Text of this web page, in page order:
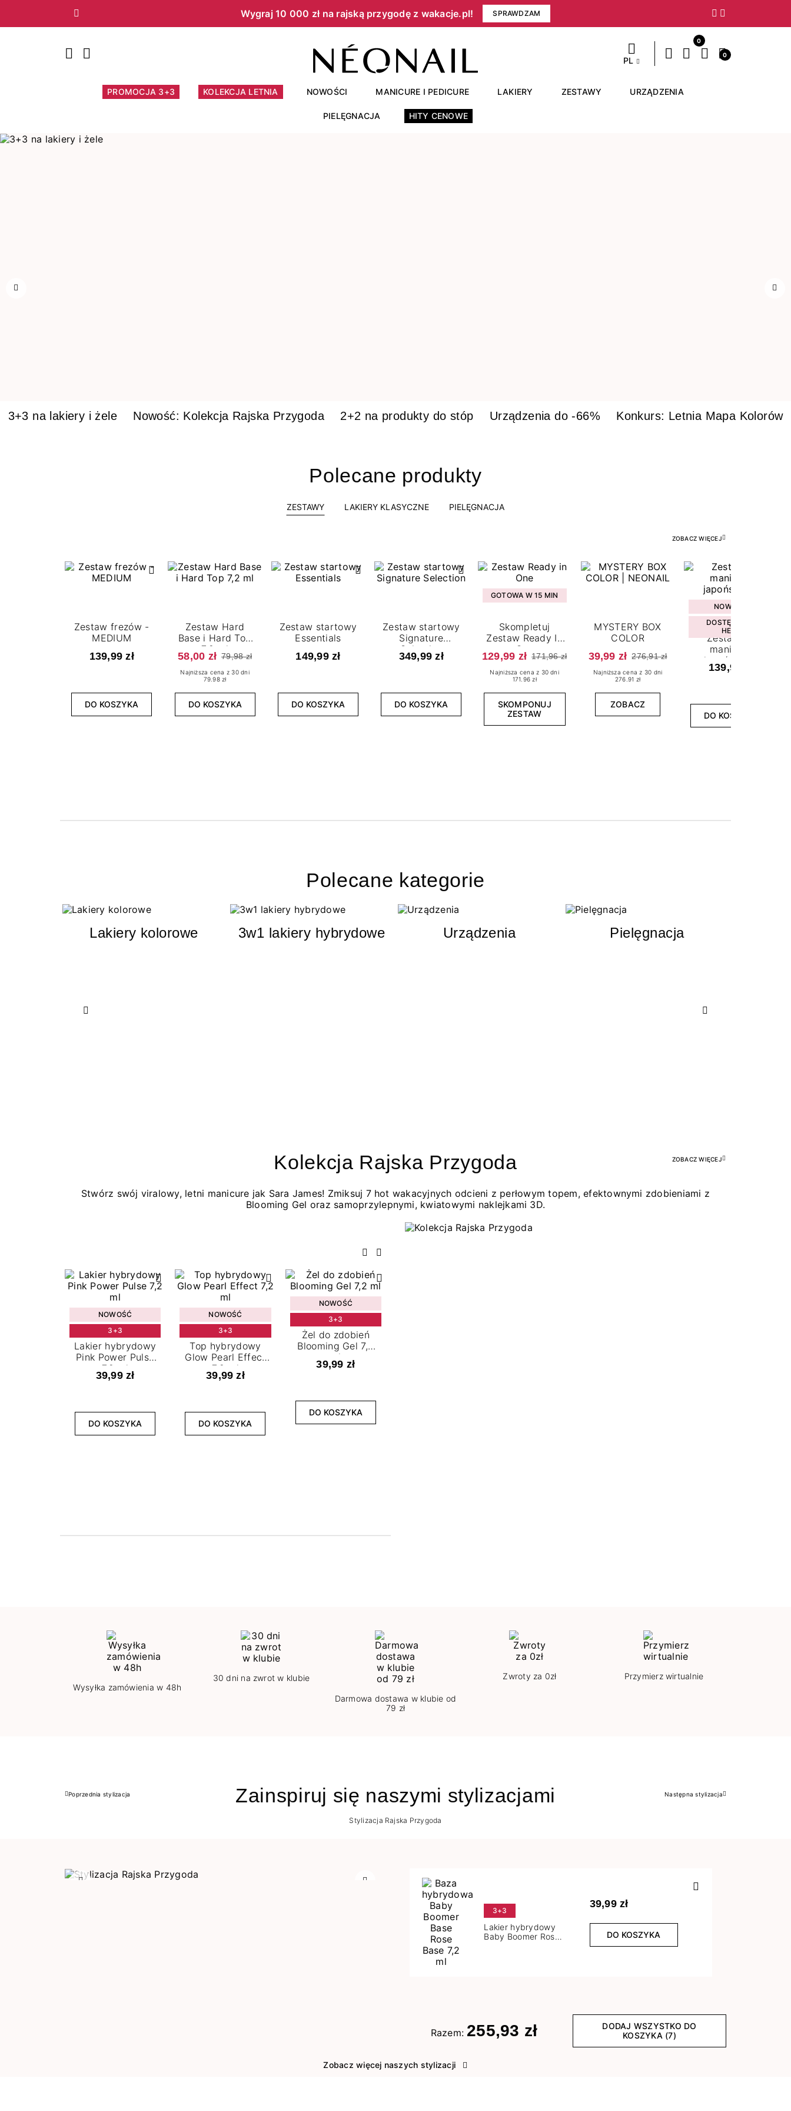
Wygraj 10 000 zł na rajską przygodę z wakacje.pl!​ SPRAWDZAM
Poprzedni Następny
PL
0
0
PROMOCJA 3+3 KOLEKCJA LETNIA NOWOŚCI MANICURE I PEDICURE LAKIERY ZESTAWY URZĄDZENIA
PIELĘGNACJA HITY CENOWE
3+3 na lakiery i żele Nowość: Kolekcja Rajska Przygoda 2+2 na produkty do stóp Urządzenia do -66% Konkurs: Letnia Mapa Kolorów
Polecane produkty
ZESTAWY LAKIERY KLASYCZNE PIELĘGNACJA
ZOBACZ WIĘCEJ
Zestaw frezów -
MEDIUM
139,99 zł
DO KOSZYKA
Zestaw Hard
Base i Hard Top
7,2 ml
58,00 zł 79,98 zł
Najniższa cena z 30 dni
79.98 zł
DO KOSZYKA
Zestaw startowy
Essentials
149,99 zł
DO KOSZYKA
Zestaw startowy
Signature
Selection
349,99 zł
DO KOSZYKA
GOTOWA W 15 MIN
Skompletuj
Zestaw Ready In
One
129,99 zł 171,96 zł
Najniższa cena z 30 dni
171.96 zł
SKOMPONUJ
ZESTAW
MYSTERY BOX
COLOR
39,99 zł 276,91 zł
Najniższa cena z 30 dni
276.91 zł
ZOBACZ
NOWOŚĆ
DOSTĘPNY W
HEBE
Zestaw do
manicure
japońskiego
139,99 zł
DO KOSZYKA
Polecane kategorie
Lakiery kolorowe 3w1 lakiery hybrydowe Urządzenia Pielęgnacja
Kolekcja Rajska Przygoda ZOBACZ WIĘCEJ
Stwórz swój viralowy, letni manicure jak Sara James! Zmiksuj 7 hot wakacyjnych odcieni z perłowym topem, efektownymi zdobieniami z
Blooming Gel oraz samoprzylepnymi, kwiatowymi naklejkami 3D.
Poprzedni
Następny
NOWOŚĆ
3+3
Lakier hybrydowy
Pink Power Pulse
7,2 ml
39,99 zł
DO KOSZYKA
NOWOŚĆ
3+3
Top hybrydowy
Glow Pearl Effect
7,2 ml
39,99 zł
DO KOSZYKA
NOWOŚĆ
3+3
Żel do zdobień
Blooming Gel 7,2
ml
39,99 zł
DO KOSZYKA
Wysyłka zamówienia w 48h
30 dni na zwrot w klubie
Darmowa dostawa w klubie od
79 zł
Zwroty za 0zł Przymierz wirtualnie
Zainspiruj się naszymi stylizacjami
Poprzedni
Poprzednia stylizacja Następny
Następna stylizacja
Stylizacja Rajska Przygoda
3+3
Lakier hybrydowy
Baby Boomer Rose
39,99 zł
DO KOSZYKA
Razem: 255,93 zł
DODAJ WSZYSTKO DO
KOSZYKA (7)
Zobacz więcej naszych stylizacji